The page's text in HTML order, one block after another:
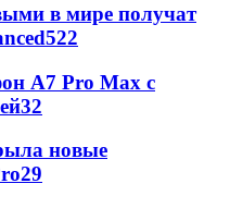
в мире получат
522
A7 Pro Max с
32
новые
29